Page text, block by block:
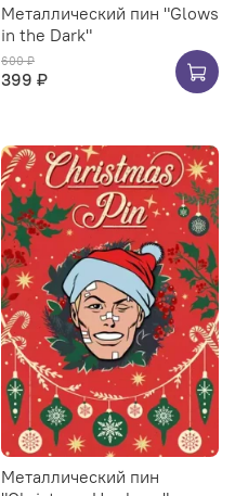
Металлический пин "Glows
in the Dark"
600 ₽
399 ₽
Металлический пин